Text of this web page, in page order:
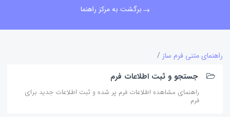
برگشت به مرکز راهنما
راهنمای متنی فرم ساز /
جستجو و ثبت اطلاعات فرم
راهنمای مشاهده اطلاعات فرم پر شده و ثبت اطلاعات جدید برای
فرم